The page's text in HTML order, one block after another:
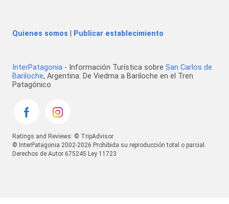
Quienes somos Publicar establecimiento
InterPatagonia - Información Turística sobre San Carlos de
Bariloche, Argentina: De Viedma a Bariloche en el Tren
Patagónico
Ratings and Reviews: © TripAdvisor
© InterPatagonia 2002-2026 Prohibida su reproducción total o parcial.
Derechos de Autor 675245 Ley 11723